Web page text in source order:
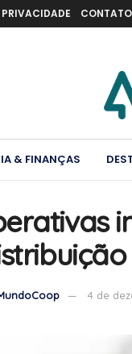
CONTATO
& FINANÇAS
4 de